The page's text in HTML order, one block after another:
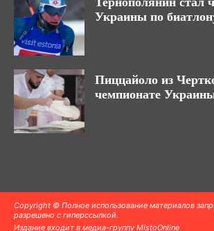
Украины по
Пиццайоло из
чемпионате
Copyright © Полное использование материалов
разрешено с гиперссылкой.
Издание входит в медиа-группу MistoOnline